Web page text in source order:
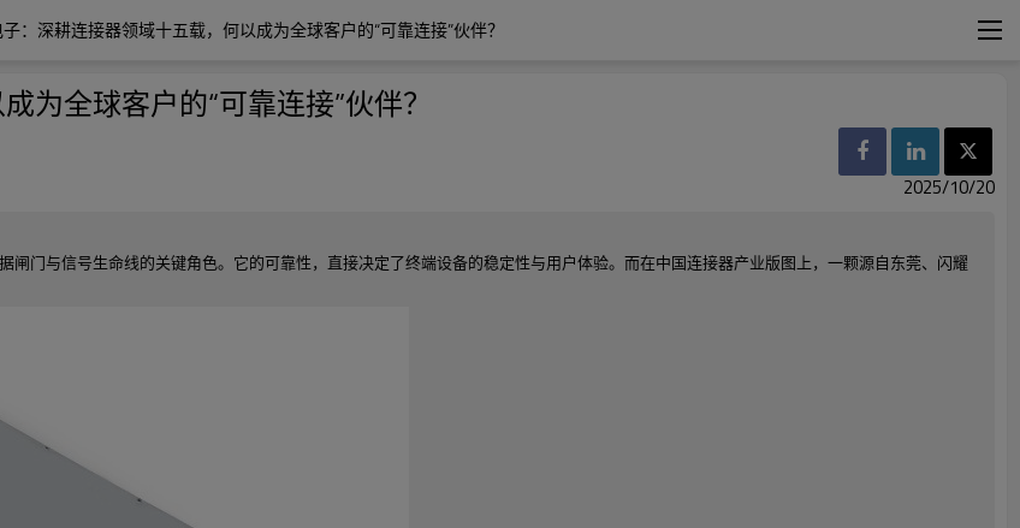
：深耕连接器领域十五载，何以成为全球客户的“可靠连接”伙伴？
为全球客户的“可靠连接”伙伴？
2025/10/20
门与信号生命线的关键角色。它的可靠性，直接决定了终端设备的稳定性与用户体验。而在中国连接器产业版图上，一颗源自东莞、闪耀